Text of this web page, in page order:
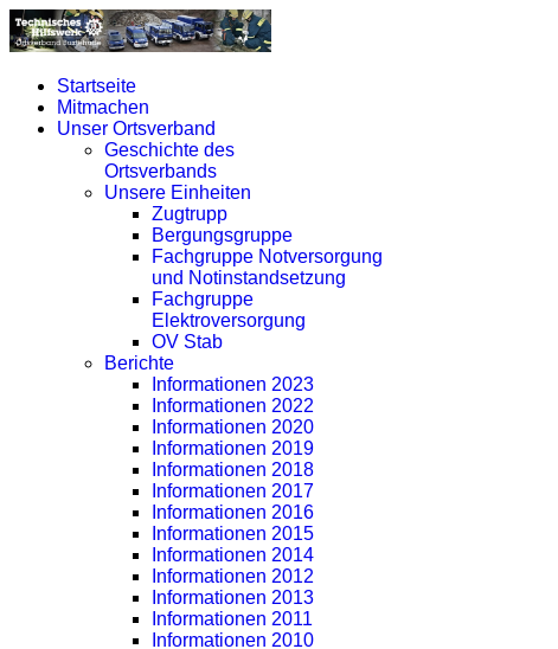
Startseite
Mitmachen
Unser Ortsverband
Geschichte des
Ortsverbands
Unsere Einheiten
Zugtrupp
Bergungsgruppe
Fachgruppe Notversorgung
und Notinstandsetzung
Fachgruppe
Elektroversorgung
OV Stab
Berichte
Informationen 2023
Informationen 2022
Informationen 2020
Informationen 2019
Informationen 2018
Informationen 2017
Informationen 2016
Informationen 2015
Informationen 2014
Informationen 2012
Informationen 2013
Informationen 2011
Informationen 2010